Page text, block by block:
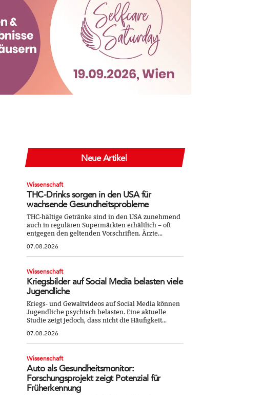
Neue Artikel
Wissenschaft
THC-Drinks sorgen in den USA für
wachsende Gesundheitsprobleme
THC-hältige Getränke sind in den USA zunehmend
auch in regulären Supermärkten erhältlich – oft
entgegen den geltenden Vorschriften. Ärzte...
07.08.2026
Wissenschaft
Kriegsbilder auf Social Media belasten viele
Jugendliche
Kriegs- und Gewaltvideos auf Social Media können
Jugendliche psychisch belasten. Eine aktuelle
Studie zeigt jedoch, dass nicht die Häufigkeit...
07.08.2026
Wissenschaft
Auto als Gesundheitsmonitor:
Forschungsprojekt zeigt Potenzial für
Früherkennung